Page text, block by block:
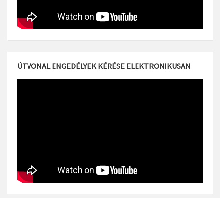
ÚTVONAL ENGEDÉLYEK KÉRÉSE ELEKTRONIKUSAN